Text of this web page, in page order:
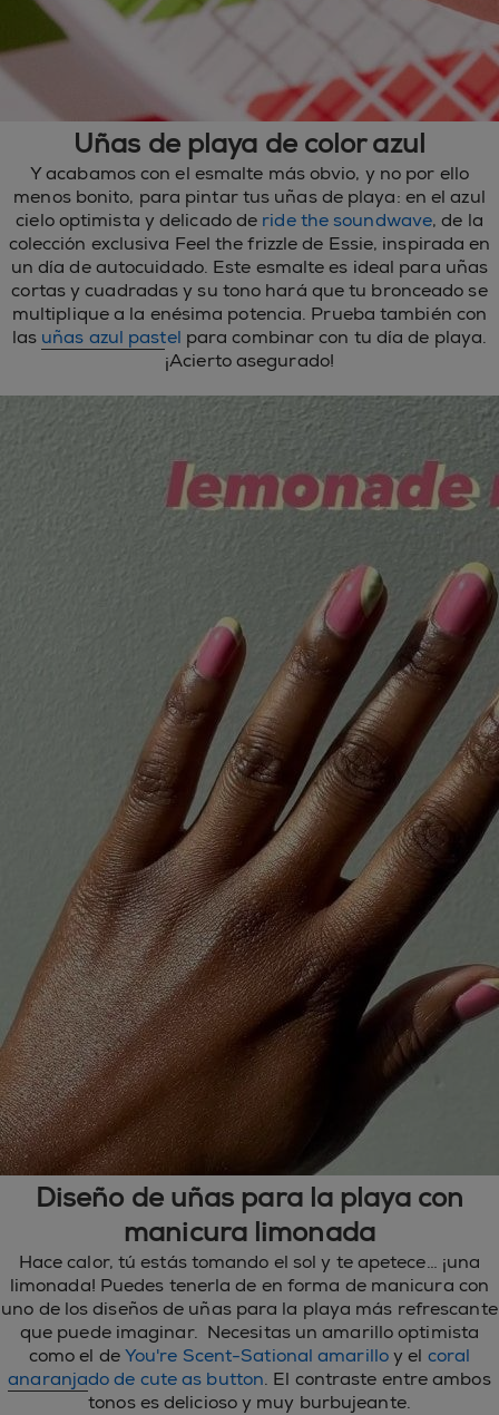
Uñas de playa de color azul
Y acabamos con el esmalte más obvio, y no por ello
menos bonito, para pintar tus uñas de playa: en el azul
cielo optimista y delicado de ride the soundwave, de la
colección exclusiva Feel the frizzle de Essie, inspirada en
un día de autocuidado. Este esmalte es ideal para uñas
cortas y cuadradas y su tono hará que tu bronceado se
multiplique a la enésima potencia. Prueba también con
las uñas azul pastel para combinar con tu día de playa.
¡Acierto asegurado!
Diseño de uñas para la playa con
manicura limonada
Hace calor, tú estás tomando el sol y te apetece… ¡una
limonada! Puedes tenerla de en forma de manicura con
uno de los diseños de uñas para la playa más refrescante
que puede imaginar. Necesitas un amarillo optimista
como el deYou're Scent-Sational amarilloy el coral
anaranjado de cute as button. El contraste entre ambos
tonos es delicioso y muy burbujeante.